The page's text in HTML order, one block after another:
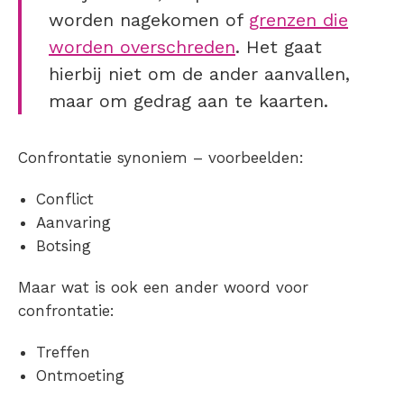
worden nagekomen of grenzen die
worden overschreden. Het gaat
hierbij niet om de ander aanvallen,
maar om gedrag aan te kaarten.
Confrontatie synoniem – voorbeelden:
Conflict
Aanvaring
Botsing
Maar wat is ook een ander woord voor
confrontatie:
Treffen
Ontmoeting